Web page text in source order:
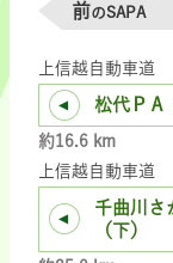
前のSAPA
上信越自動車道
松代ＰＡ
約16.6 km
上信越自動車道
千曲川さ
（下）